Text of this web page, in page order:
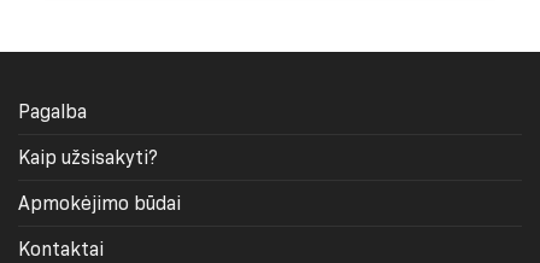
Pagalba
Kaip užsisakyti?
Apmokėjimo būdai
Kontaktai